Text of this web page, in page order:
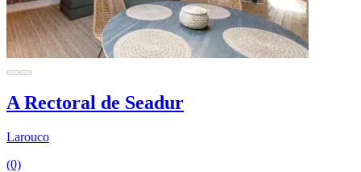
A Rectoral de Seadur
Larouco
(0)